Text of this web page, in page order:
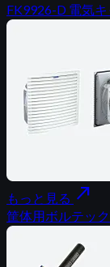
FK9926-D 電気
もっと見る north_east
筐体用ボルテッ